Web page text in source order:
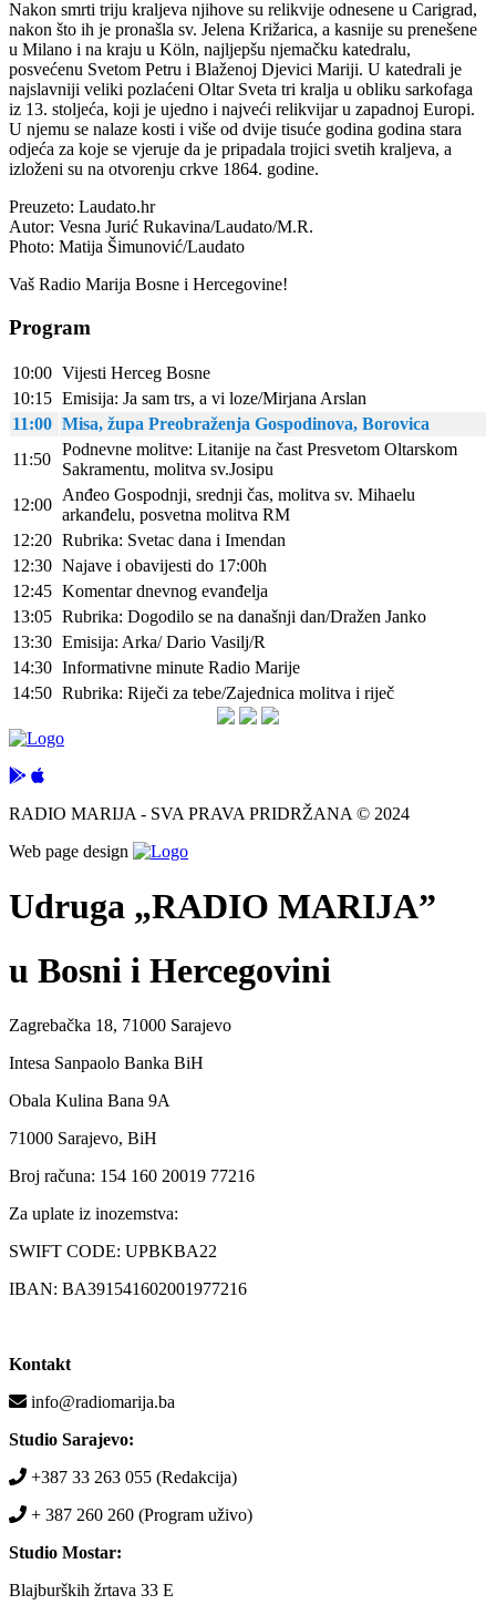
Nakon smrti triju kraljeva njihove su relikvije odnesene u Carigrad,
nakon što ih je pronašla sv. Jelena Križarica, a kasnije su prenešene
u Milano i na kraju u Köln, najljepšu njemačku katedralu,
posvećenu Svetom Petru i Blaženoj Djevici Mariji. U katedrali je
najslavniji veliki pozlaćeni Oltar Sveta tri kralja u obliku sarkofaga
iz 13. stoljeća, koji je ujedno i najveći relikvijar u zapadnoj Europi.
U njemu se nalaze kosti i više od dvije tisuće godina godina stara
odjeća za koje se vjeruje da je pripadala trojici svetih kraljeva, a
izloženi su na otvorenju crkve 1864. godine.
Preuzeto: Laudato.hr
Autor: Vesna Jurić Rukavina/Laudato/M.R.
Photo: Matija Šimunović/Laudato
Vaš Radio Marija Bosne i Hercegovine!
Program
10:00 Vijesti Herceg Bosne
10:15 Emisija: Ja sam trs, a vi loze/Mirjana Arslan
11:00 Misa, župa Preobraženja Gospodinova, Borovica
11:50
Podnevne molitve: Litanije na čast Presvetom Oltarskom
Sakramentu, molitva sv.Josipu
12:00
Anđeo Gospodnji, srednji čas, molitva sv. Mihaelu
arkanđelu, posvetna molitva RM
12:20 Rubrika: Svetac dana i Imendan
12:30 Najave i obavijesti do 17:00h
12:45 Komentar dnevnog evanđelja
13:05 Rubrika: Dogodilo se na današnji dan/Dražen Janko
13:30 Emisija: Arka/ Dario Vasilj/R
14:30 Informativne minute Radio Marije
14:50 Rubrika: Riječi za tebe/Zajednica molitva i riječ
RADIO MARIJA - SVA PRAVA PRIDRŽANA © 2024
Web page design
Udruga „RADIO MARIJA”
u Bosni i Hercegovini
Zagrebačka 18, 71000 Sarajevo
Intesa Sanpaolo Banka BiH
Obala Kulina Bana 9A
71000 Sarajevo, BiH
Broj računa: 154 160 20019 77216
Za uplate iz inozemstva:
SWIFT CODE: UPBKBA22
IBAN: BA391541602001977216
Kontakt
info@radiomarija.ba
Studio Sarajevo:
+387 33 263 055 (Redakcija)
+ 387 260 260 (Program uživo)
Studio Mostar:
Blajburških žrtava 33 E